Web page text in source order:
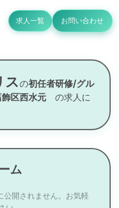
求人一覧 お問い合わせ
スの初任者研修/グル
区西水元 の求人に
ム
公開されません。お気軽